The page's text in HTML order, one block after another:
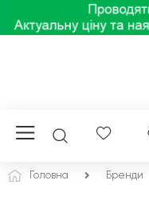
Головна Бренди